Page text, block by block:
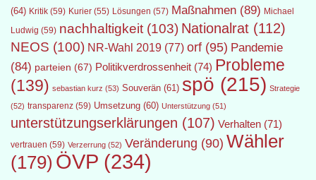
(64) Kritik (59) Kurier (55) Lösungen (57) Maßnahmen (89) Michael
Ludwig (59) nachhaltigkeit (103) Nationalrat (112)
NEOS (100) NR-Wahl 2019 (77) orf (95) Pandemie
(84) parteien (67) Politikverdrossenheit (74) Probleme
(139) sebastian kurz (53) Souverän (61) spö (215) Strategie
(52) transparenz (59) Umsetzung (60) Unterstützung (51)
unterstützungserklärungen (107) Verhalten (71)
vertrauen (59) Verzerrung (52) Veränderung (90) Wähler
(179) ÖVP (234)